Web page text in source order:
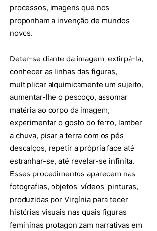
processos, imagens que nos
proponham a invenção de mundos
novos.
Deter-se diante da imagem, extirpá-la,
conhecer as linhas das figuras,
multiplicar alquimicamente um sujeito,
aumentar-lhe o pescoço, assomar
matéria ao corpo da imagem,
experimentar o gosto do ferro, lamber
a chuva, pisar a terra com os pés
descalços, repetir a própria face até
estranhar-se, até revelar-se infinita.
Esses procedimentos aparecem nas
fotografias, objetos, vídeos, pinturas,
produzidas por Virgínia para tecer
histórias visuais nas quais figuras
femininas protagonizam narrativas em